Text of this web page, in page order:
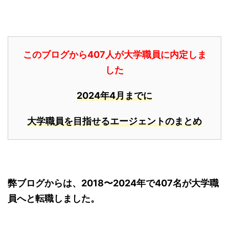
このブログから407人が大学職員に内定しま
した
2024年4月までに
大学職員を目指せるエージェントのまとめ
弊ブログからは、2018〜2024年で407名が大学職
員へと転職しました。